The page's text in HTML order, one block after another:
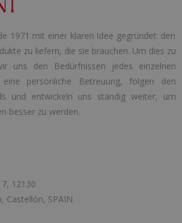
1971 mit einer klaren Idee gegründet: den
zu liefern, die sie brauchen. Um dies zu
uns den Bedürfnissen jedes einzelnen
persönliche Betreuung, folgen den
und entwickeln uns ständig weiter, um
besser zu werden.
12130
Castellón, SPAIN